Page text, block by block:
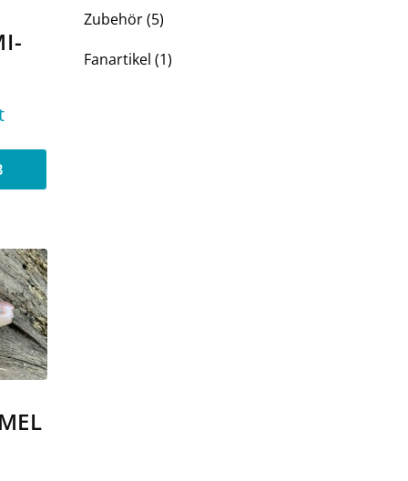
Zubehör 55
Produkte
Fanartikel 11
Produkt